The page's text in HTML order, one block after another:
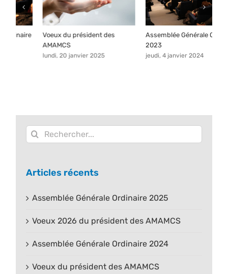
Assemblée Générale Ordinaire
jeudi, 4 janvier 2024
Assemblée Générale Ordinaire
mardi, 20 janvier 2026
Rechercher:
Articles récents
Assemblée Générale Ordinaire 2025
Voeux 2026 du président des AMAMCS
Assemblée Générale Ordinaire 2024
Voeux du président des AMAMCS